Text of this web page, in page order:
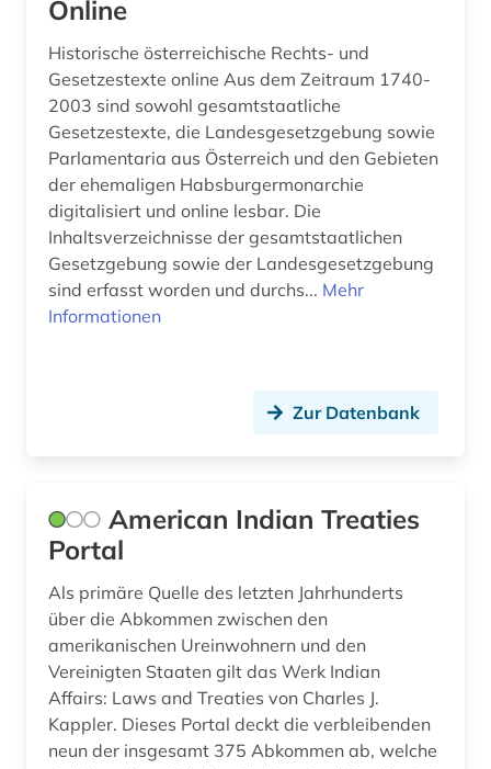
deutscher presserat (1)
deutsches sprachgebiet (1)
deutschland (41)
deutschland. bundesrat (1)
deutschland. deutscher bundestag (1)
diskriminierung (2)
dokument (1)
dokumentation (7)
dokumentenserver (3)
droge (1)
Online
Historische österreichische Rechts- und
Gesetzestexte online Aus dem Zeitraum 1740-
2003 sind sowohl gesamtstaatliche
Gesetzestexte, die Landesgesetzgebung sowie
Parlamentaria aus Österreich und den Gebieten
der ehemaligen Habsburgermonarchie
digitalisiert und online lesbar. Die
Inhaltsverzeichnisse der gesamtstaatlichen
Gesetzgebung sowie der Landesgesetzgebung
sind erfasst worden und durchs... Mehr
Informationen
Zur Datenbank
American Indian Treaties
Portal
Als primäre Quelle des letzten Jahrhunderts
über die Abkommen zwischen den
amerikanischen Ureinwohnern und den
Vereinigten Staaten gilt das Werk Indian
Affairs: Laws and Treaties von Charles J.
Kappler. Dieses Portal deckt die verbleibenden
neun der insgesamt 375 Abkommen ab, welche